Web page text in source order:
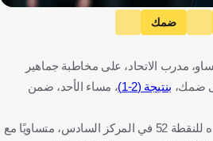
ضمك
البرتغال كرة قدم
مدرب الاتحاد، على مخاطبة جماهير
ضمك، بنتيجة (2-1)
، مساء الأحد، ضمن
وبهذا الانتصار، رفع الاتحاد رصيده للنقطة 52 في المركز السادس، متساويًا مع